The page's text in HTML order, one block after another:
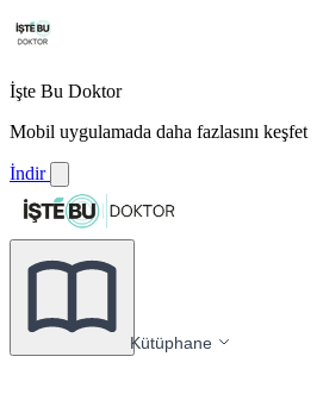
İşte Bu Doktor
Mobil uygulamada daha fazlasını keşfet
İndir
Kütüphane